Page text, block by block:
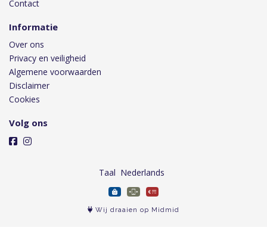
Contact
Informatie
Over ons
Privacy en veiligheid
Algemene voorwaarden
Disclaimer
Cookies
Volg ons
Taal
Wij draaien op Midmid